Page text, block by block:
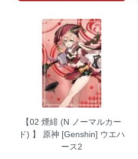
【02 煙緋 (N ノーマルカー
ド) 】 原神 [Genshin] ウエハ
ース2